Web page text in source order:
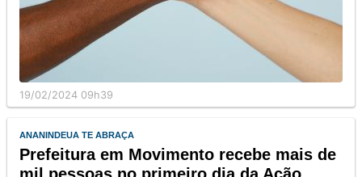
19/02/2024 09h39
ANANINDEUA TE ABRAÇA
Prefeitura em Movimento recebe mais de